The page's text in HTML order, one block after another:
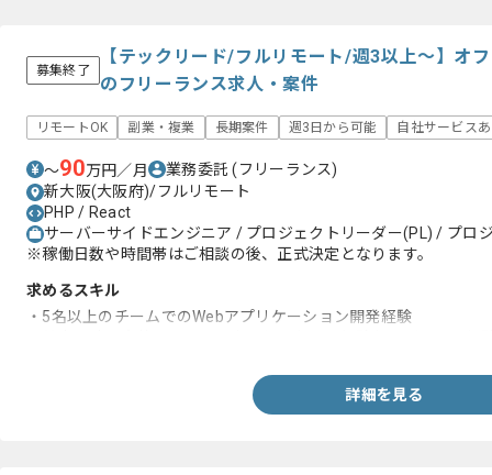
募集終了
【テックリード/フルリモート/週3以上～】オ
のフリーランス求人・案件
リモートOK 副業・複業 長期案件 週3日から可能 自社サービス
〜90万円／月 業務委託(フリーランス)
新大阪(大阪府)/フルリモート
PHP / React
サーバーサイドエンジニア / プロジェクトリーダー(PL) / プロ
※稼働日数や時間帯はご相談の後、正式決定となります。
求めるスキル
・5名以上のチームでのWebアプリケーション開発経験
詳細を見る